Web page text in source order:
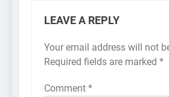
LEAVE A REPLY
Your email address will not
Required fields are marked *
Comment *